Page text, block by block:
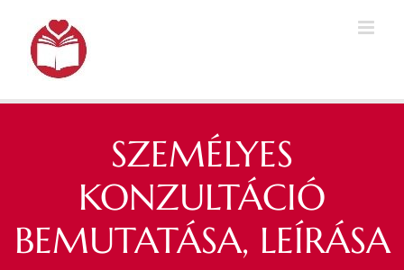
SZEMÉLYES
KONZULTÁCIÓ
BEMUTATÁSA, LEÍRÁSA